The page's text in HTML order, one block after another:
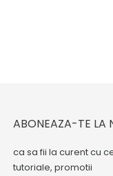
ABONEAZA-TE LA
ca sa fii la curent cu
tutoriale, promotii